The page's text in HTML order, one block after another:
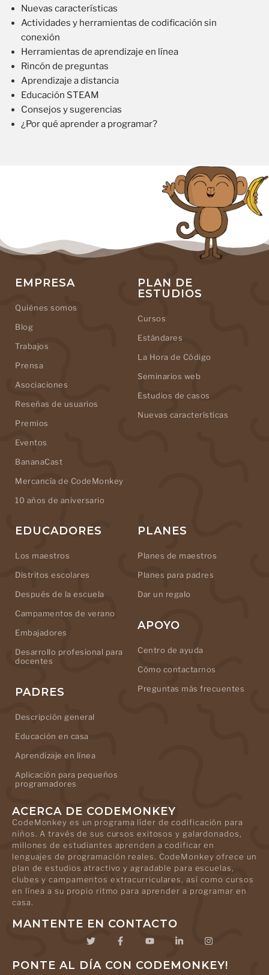
Nuevas características
Actividades y herramientas de codificación sin
conexión
Herramientas de aprendizaje en línea
Rincón de preguntas
Aprendizaje a distancia
Educación STEAM
Consejos y sugerencias
¿Por qué aprender a programar?
EMPRESA
Quiénes somos
Blog
Trabajos
Prensa
Asociaciones
Reseñas de usuarios
Premios
Eventos
BananaCast
Mercancía de CodeMonkey
10 años de aniversario
PLAN DE
ESTUDIOS
Cursos
Estándares
La Hora de Código
Seminarios web
Estudios de casos
Nuevas características
EDUCADORES
Los maestros
Distritos escolares
Después de la escuela
Campamentos de verano
Embajadores
Desarrollo profesional para
docentes
PADRES
Descripción general
Educación en casa
Aprendizaje en línea
Aplicación para pequeños
programadores
PLANES
Planes de maestros
Planes para padres
Dar un regalo
APOYO
Centro de ayuda
Cómo contactarnos
Preguntas más frecuentes
ACERCA DE CODEMONKEY
CodeMonkey es un programa líder de codificación para
niños. A través de sus cursos exitosos y galardonados,
millones de estudiantes aprenden a codificar en
lenguajes de programación reales. CodeMonkey ofrece un
plan de estudios atractivo y agradable para escuelas,
clubes y campamentos extracurriculares, así como cursos
en línea a su propio ritmo para aprender a programar en
casa.
MANTENTE EN CONTACTO
PONTE AL DÍA CON CODEMONKEY!